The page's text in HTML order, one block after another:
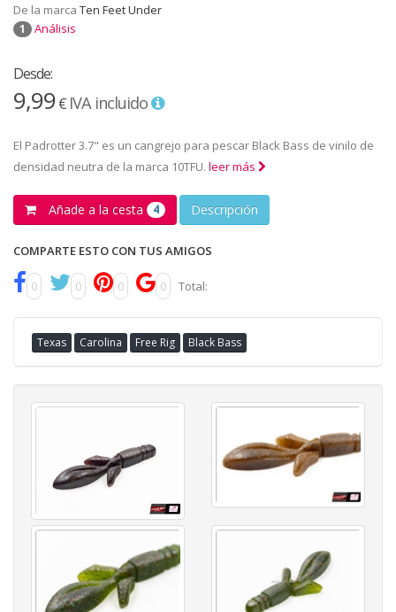
De la marca Ten Feet Under
1 Análisis
Desde:
9,99€ IVA incluido
El Padrotter 3.7" es un cangrejo para pescar Black Bass de vinilo de
densidad neutra de la marca 10TFU. leer más
Añade a la cesta 4 Descripción
COMPARTE ESTO CON TUS AMIGOS
0 0 0 0 Total:
Texas Carolina Free Rig Black Bass